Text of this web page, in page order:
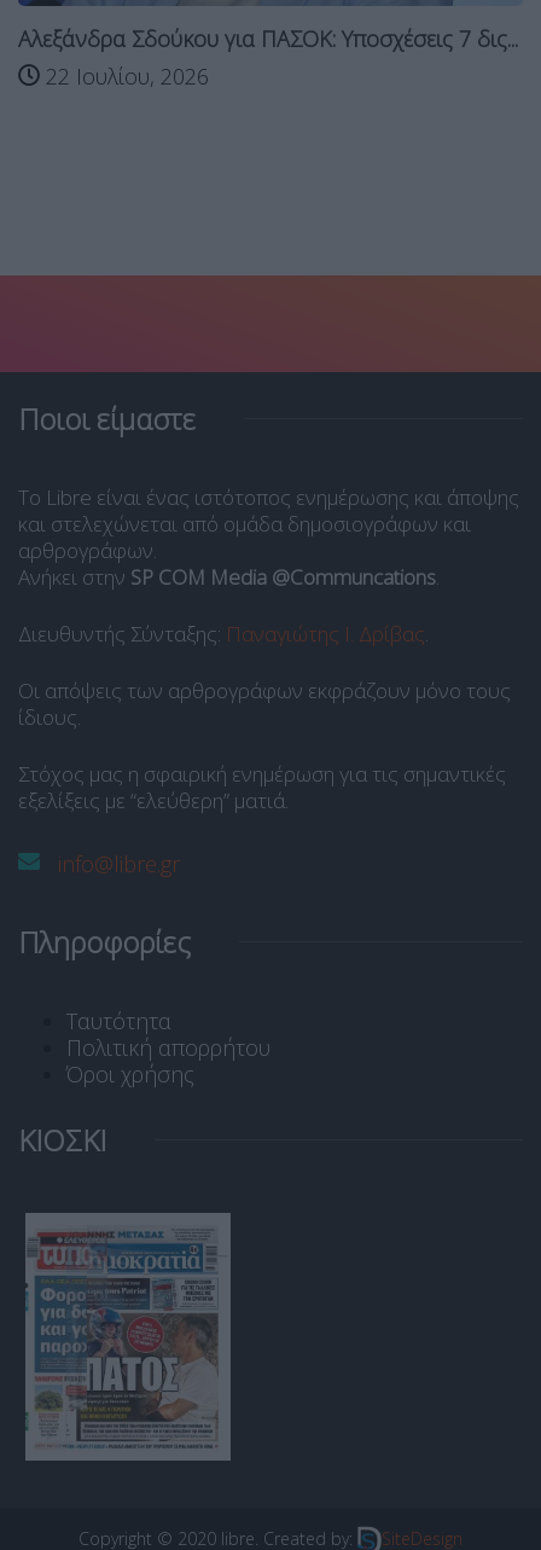
Αλεξάνδρα Σδούκου για ΠΑΣΟΚ: Υποσχέσεις 7 δις...
22 Ιουλίου, 2026
Ποιοι είμαστε
Το Libre είναι ένας ιστότοπος ενημέρωσης και άποψης
και στελεχώνεται από ομάδα δημοσιογράφων και
αρθρογράφων.
Ανήκει στην SP COM Media @Communcations.
Διευθυντής Σύνταξης: Παναγιώτης Ι. Δρίβας.
Οι απόψεις των αρθρογράφων εκφράζουν μόνο τους
ίδιους.
Στόχος μας η σφαιρική ενημέρωση για τις σημαντικές
εξελίξεις με “ελεύθερη” ματιά.
info@libre.gr
Πληροφορίες
Ταυτότητα
Πολιτική απορρήτου
Όροι χρήσης
ΚΙΟΣΚΙ
Copyright © 2020 libre. Created by: SiteDesign